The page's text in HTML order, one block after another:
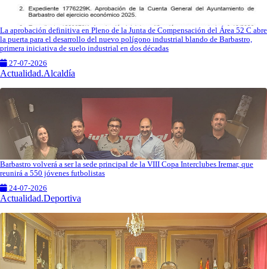
La aprobación definitiva en Pleno de la Junta de Compensación del Área 52 C abre
la puerta para el desarrollo del nuevo polígono industrial blando de Barbastro,
primera iniciativa de suelo industrial en dos décadas
27-07-2026
Actualidad.Alcaldía
Barbastro volverá a ser la sede principal de la VIII Copa Interclubes Iremar, que
reunirá a 550 jóvenes futbolistas
24-07-2026
Actualidad.Deportiva